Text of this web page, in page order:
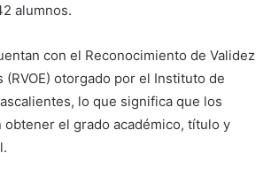
alumnos.
con el Reconocimiento de Validez
(RVOE) otorgado por el Instituto de
lo que significa que los
obtener el grado académico, título y